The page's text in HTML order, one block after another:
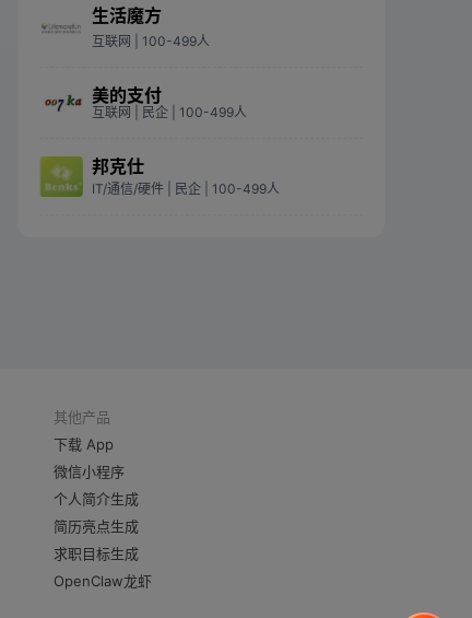
生活魔方
互联网 | 100-499人
美的支付
互联网 | 民企 | 100-499人
邦克仕
IT/通信/硬件 | 民企 | 100-499人
其他产品
下载 App
微信小程序
个人简介生成
简历亮点生成
求职目标生成
OpenClaw龙虾